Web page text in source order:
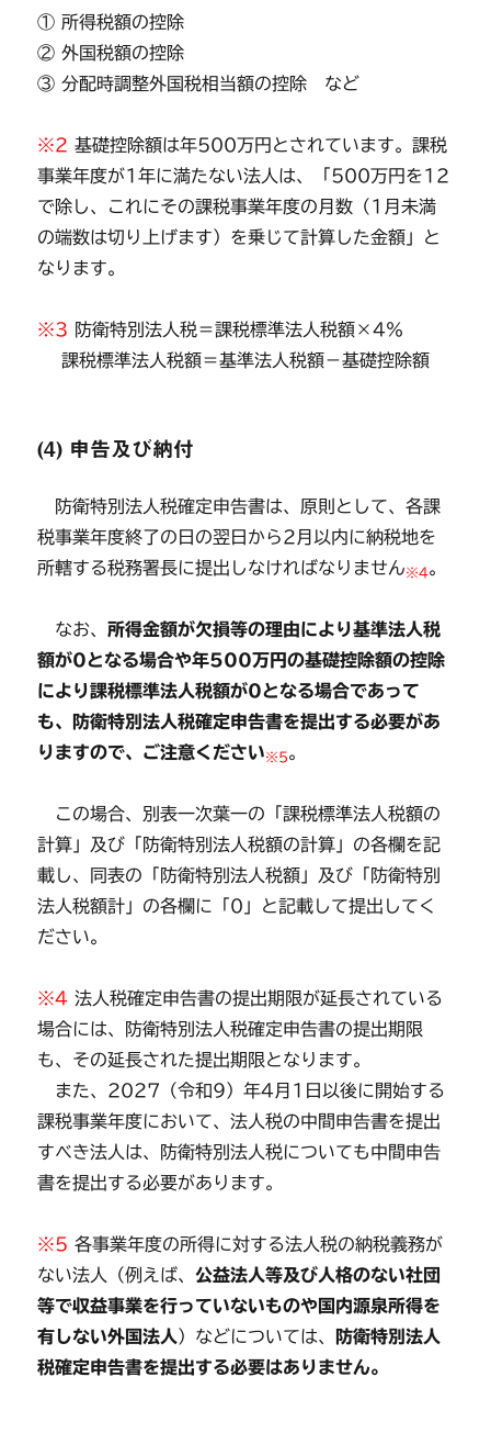
① 所得税額の控除
② 外国税額の控除
③ 分配時調整外国税相当額の控除 など
※2 基礎控除額は年500万円とされています。課税
事業年度が1年に満たない法人は、「500万円を12
で除し、これにその課税事業年度の月数（1月未満
の端数は切り上げます）を乗じて計算した金額」と
なります。
※3 防衛特別法人税＝課税標準法人税額×4％
課税標準法人税額＝基準法人税額－基礎控除額
(4) 申告及び納付
防衛特別法人税確定申告書は、原則として、各課
税事業年度終了の日の翌日から2月以内に納税地を
所轄する税務署長に提出しなければなりません※4。
なお、所得金額が欠損等の理由により基準法人税
額が0となる場合や年500万円の基礎控除額の控除
により課税標準法人税額が0となる場合であって
も、防衛特別法人税確定申告書を提出する必要があ
りますので、ご注意ください※5。
この場合、別表一次葉一の「課税標準法人税額の
計算」及び「防衛特別法人税額の計算」の各欄を記
載し、同表の「防衛特別法人税額」及び「防衛特別
法人税額計」の各欄に「0」と記載して提出してく
ださい。
※4 法人税確定申告書の提出期限が延長されている
場合には、防衛特別法人税確定申告書の提出期限
も、その延長された提出期限となります。
また、2027（令和9）年4月1日以後に開始する
課税事業年度において、法人税の中間申告書を提出
すべき法人は、防衛特別法人税についても中間申告
書を提出する必要があります。
※5 各事業年度の所得に対する法人税の納税義務が
ない法人（例えば、公益法人等及び人格のない社団
等で収益事業を行っていないものや国内源泉所得を
有しない外国法人 ）などについては、
防衛特別法人
税確定申告書を提出する必要はありません。